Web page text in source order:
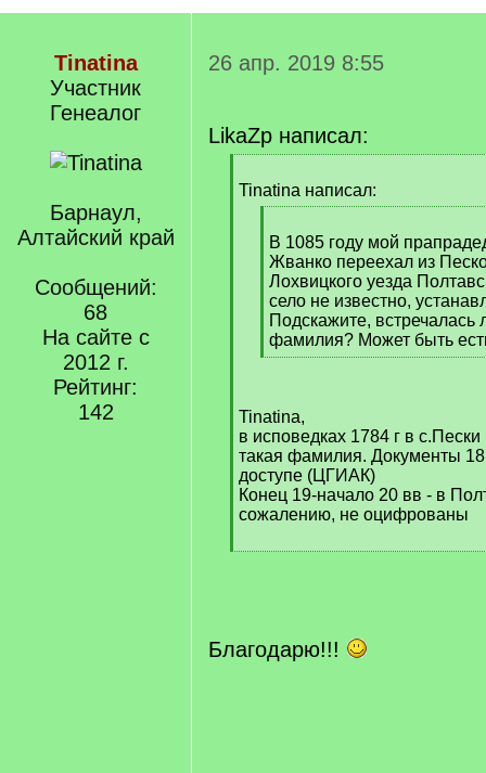
Tinatina
Участник
Генеалог
Барнаул,
Алтайский край
Сообщений:
68
На сайте с
2012 г.
Рейтинг:
142
26 апр. 2019 8:55
LikaZp написал:
q
Tinatina написал:
q
]
В 1085 году мой
Жванко переехал из
Лохвицкого уезда
село не известно,
Подскажите, встречалась
фамилия? Может быть
[
]
Tinatina,
в исповедках 1784 г в с.Пески
такая фамилия. Документы
доступе (ЦГИАК)
Конец 19-начало 20 вв - в
сожалению, не оцифрованы
[
Благодарю!!!